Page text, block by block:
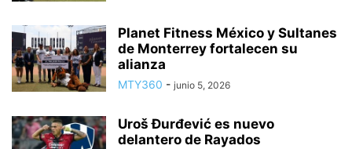
Planet Fitness México y Sultanes
de Monterrey fortalecen su
alianza
MTY360 - junio 5, 2026
Uroš Đurđević es nuevo
delantero de Rayados